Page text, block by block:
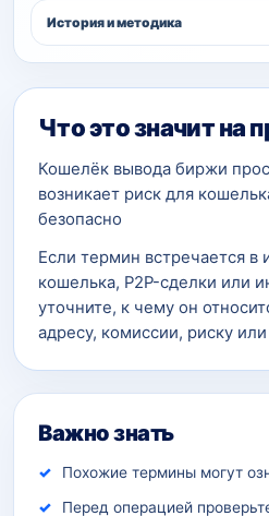
История и методика
Что это значит на
Кошелёк вывода биржи
возникает риск для
безопасно
Если термин встречается в
кошелька, P2P-сделки или
уточните, к чему он
адресу, комиссии, риску
Важно знать
Похожие термины могут
Перед операцией